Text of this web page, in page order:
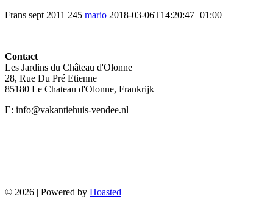
Frans sept 2011 245 mario 2018-03-06T14:20:47+01:00
Contact
Les Jardins du Château d'Olonne
28, Rue Du Pré Etienne
85180 Le Chateau d'Olonne, Frankrijk
E: info@vakantiehuis-vendee.nl
© 2026 | Powered by Hoasted